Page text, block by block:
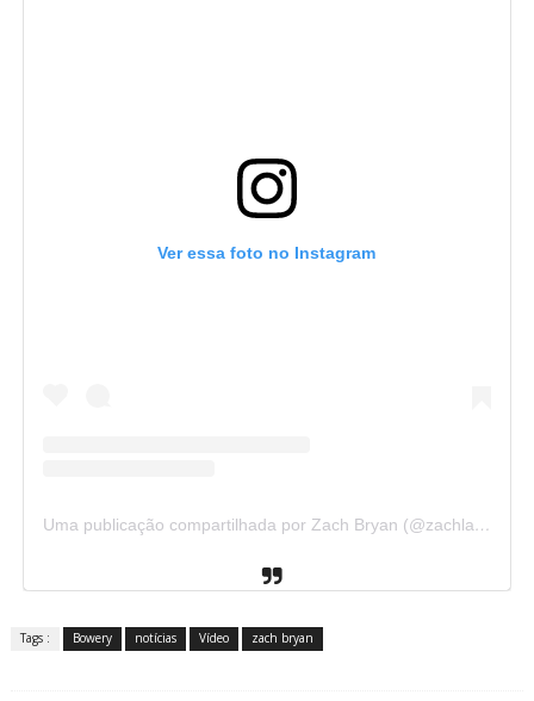
Ver essa foto no Instagram
Uma publicação compartilhada por Zach Bryan (@zachlanebryan)
Tags : Bowery notícias Vídeo zach bryan